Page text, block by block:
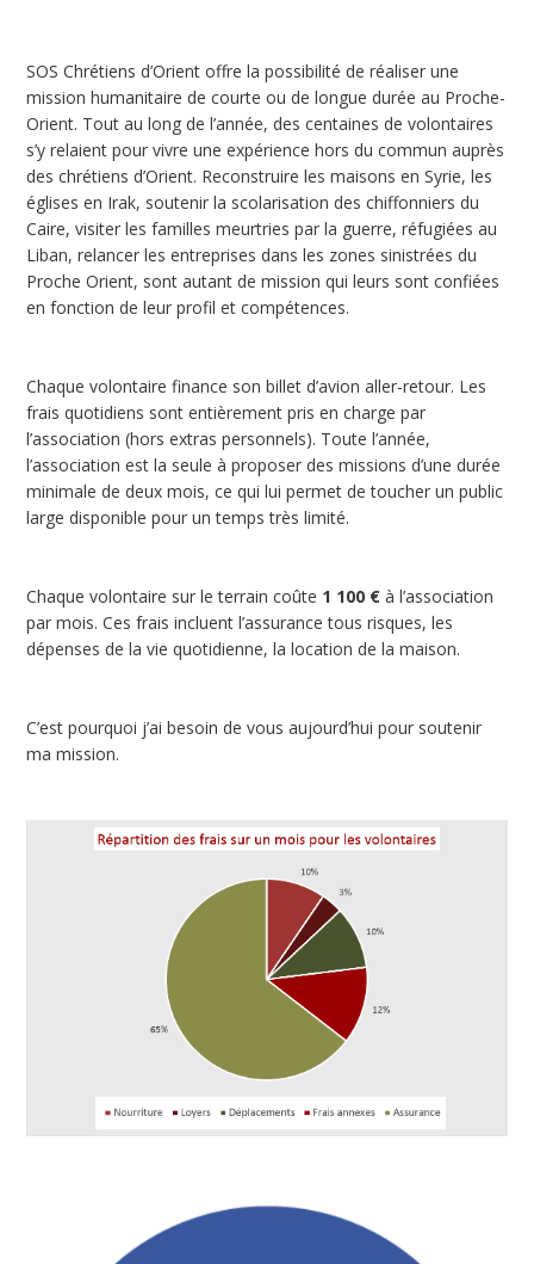
SOS Chrétiens d’Orient offre la possibilité de réaliser une
mission humanitaire de courte ou de longue durée au Proche-
Orient. Tout au long de l’année, des centaines de volontaires
s’y relaient pour vivre une expérience hors du commun auprès
des chrétiens d’Orient. Reconstruire les maisons en Syrie, les
églises en Irak, soutenir la scolarisation des chiffonniers du
Caire, visiter les familles meurtries par la guerre, réfugiées au
Liban, relancer les entreprises dans les zones sinistrées du
Proche Orient, sont autant de mission qui leurs sont confiées
en fonction de leur profil et compétences.
Chaque volontaire finance son billet d’avion aller-retour. Les
frais quotidiens sont entièrement pris en charge par
l’association (hors extras personnels). Toute l’année,
l’association est la seule à proposer des missions d’une durée
minimale de deux mois, ce qui lui permet de toucher un public
large disponible pour un temps très limité.
Chaque volontaire sur le terrain coûte 1 100 € à l’association
par mois. Ces frais incluent l’assurance tous risques, les
dépenses de la vie quotidienne, la location de la maison.
C’est pourquoi j’ai besoin de vous aujourd’hui pour soutenir
ma mission.